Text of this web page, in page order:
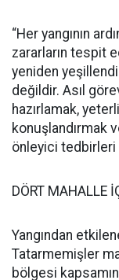
“Her yangının
zararların tespit
yeniden
değildir. Asıl
hazırlamak,
konuşlandırmak
önleyici tedbirleri
DÖRT MAHALLE
Yangından
Tatarmemişler
bölgesi